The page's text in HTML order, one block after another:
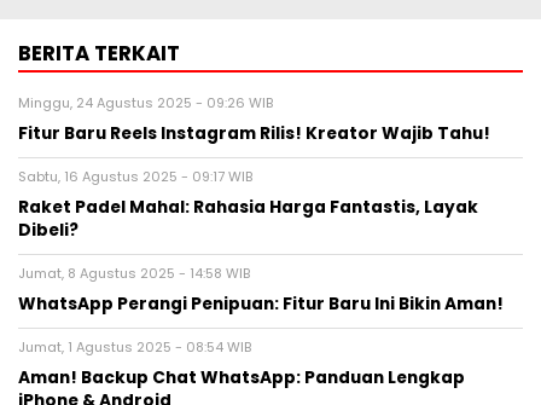
BERITA TERKAIT
Minggu, 24 Agustus 2025 - 09:26 WIB
Fitur Baru Reels Instagram Rilis! Kreator Wajib Tahu!
Sabtu, 16 Agustus 2025 - 09:17 WIB
Raket Padel Mahal: Rahasia Harga Fantastis, Layak
Dibeli?
Jumat, 8 Agustus 2025 - 14:58 WIB
WhatsApp Perangi Penipuan: Fitur Baru Ini Bikin Aman!
Jumat, 1 Agustus 2025 - 08:54 WIB
Aman! Backup Chat WhatsApp: Panduan Lengkap